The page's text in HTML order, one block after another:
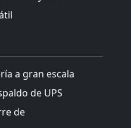
a gran escala
de UPS
de